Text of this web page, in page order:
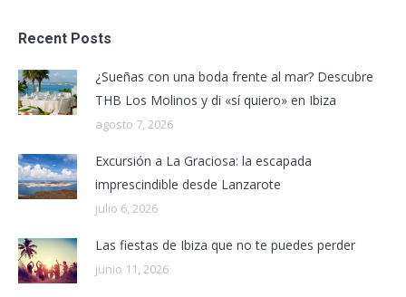
Recent Posts
¿Sueñas con una boda frente al mar? Descubre
THB Los Molinos y di «sí quiero» en Ibiza
agosto 7, 2026
Excursión a La Graciosa: la escapada
imprescindible desde Lanzarote
julio 6, 2026
Las fiestas de Ibiza que no te puedes perder
junio 11, 2026